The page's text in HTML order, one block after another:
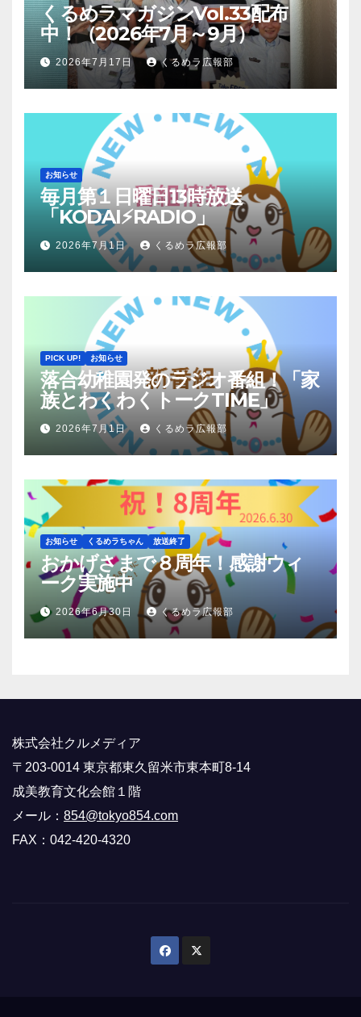
くるめラマガジンVol.33配布
中！（2026年7月～9月）
2026年7月17日 くるめラ広報部
お知らせ
毎月第１日曜日13時放送
「KODAI⚡RADIO」
2026年7月1日 くるめラ広報部
PICK UP! お知らせ
落合幼稚園発のラジオ番組！「家
族とわくわくトークTIME」
2026年7月1日 くるめラ広報部
お知らせ くるめラちゃん 放送終了
おかげさまで８周年！感謝ウィ
ーク実施中
2026年6月30日 くるめラ広報部
株式会社クルメディア
〒203-0014 東京都東久留米市東本町8-14
成美教育文化会館１階
メール： 854@tokyo854.com
FAX：042-420-4320